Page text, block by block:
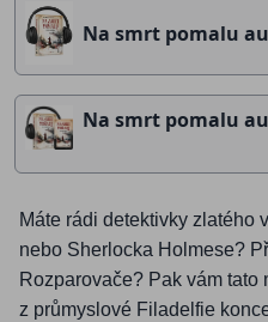
Na smrt pomalu
Na smrt pomalu
Máte rádi detektivky zlatého
nebo Sherlocka Holmese?
Rozparovače? Pak vám tato
z průmyslové Filadelfie